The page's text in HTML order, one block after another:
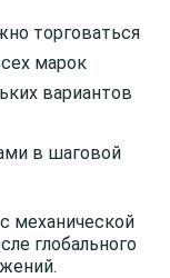
торговаться
марок
вариантов
в шаговой
с механической
глобального